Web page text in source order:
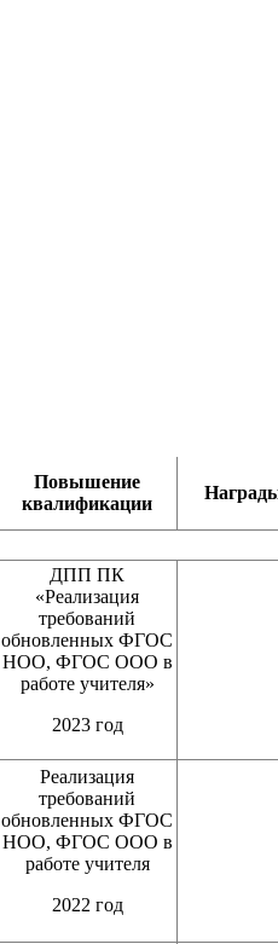
Повышение
квалификации
ДПП ПК
«Реализация
требований
обновленных ФГОС
НОО, ФГОС ООО в
работе учителя»
2023 год
Реализация
требований
обновленных ФГОС
НОО, ФГОС ООО в
работе учителя
2022 год